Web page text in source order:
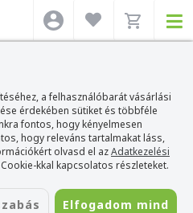
a felhasználóbarát vásárlási
érdekében sütiket és többféle
fontos, hogy kényelmesen
hogy releváns tartalmakat láss,
olvasd el azAdatkezelési
kkal kapcsolatos részleteket.
Elfogadom mind
sajnos nem